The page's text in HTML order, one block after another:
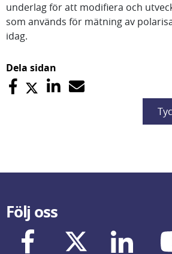
underlag för att modifiera och
som används för mätning av
idag.
Dela sidan
Följ oss